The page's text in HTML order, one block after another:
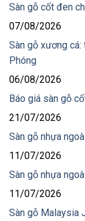
Sàn gỗ cốt đen
07/08/2026
Sàn gỗ xương
Phóng
06/08/2026
Báo giá sàn gỗ
21/07/2026
Sàn gỗ nhựa
11/07/2026
Sàn gỗ nhựa
11/07/2026
Sàn gỗ Malaysia